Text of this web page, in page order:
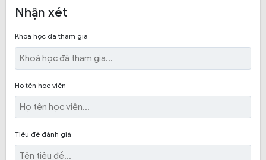
Nhiều ưu đãi dành cho học viên:
miễn phí chi phí xăng xe, miễn phí học lái xe đường
trường, chi phí cho giảng viên, nếu học viên không hài
Nhận xét
Khoá học đã tham gia
Họ tên học viên
Tiêu đề đánh giá